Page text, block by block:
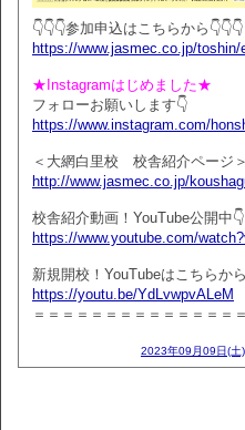
👇👇👇参加申込はこちらから👇👇👇
https://www.jasmec.co.jp/
★Instagramはじめました★
フォローお願いします👇
https://www.instagram.com/
＜大網白里校 校舎紹介ページ＞
http://www.jasmec.co.jp/
校舎紹介動画！YouTube公開中👇
https://www.youtube.com/
新規開校！YouTubeはこちらか
https://youtu.be/YdLvwpvALeM
＝＝＝＝＝＝＝＝＝＝＝＝＝＝
2023年09月09日(土